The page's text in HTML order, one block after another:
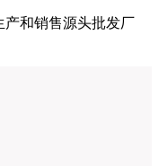
产和销售源头批发厂